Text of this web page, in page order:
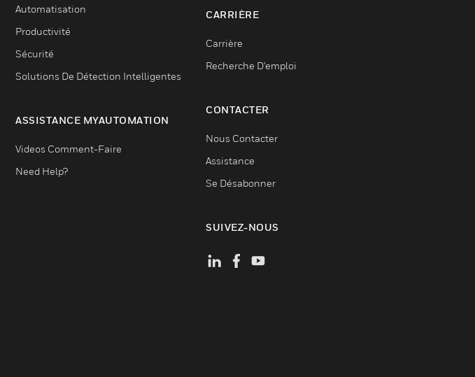
Automatisation
Productivité
Sécurité
Solutions De Détection Intelligentes
ASSISTANCE MYAUTOMATION
Videos Comment-Faire
Need Help?
CARRIÈRE
Carrière
Recherche D'emploi
CONTACTER
Nous Contacter
Assistance
Se Désabonner
SUIVEZ-NOUS